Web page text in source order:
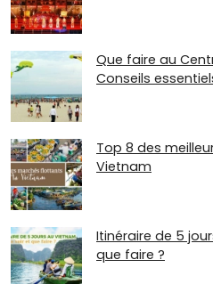
Que faire au
Conseils
Top 8 des
Vietnam
Itinéraire de 5
que faire ?